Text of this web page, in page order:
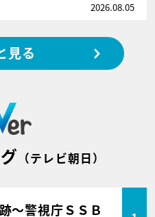
2026.08.05
見る
（テレビ朝日）
～警視庁ＳＳＢ